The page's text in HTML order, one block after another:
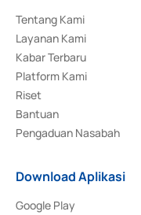
Tentang Kami
Layanan Kami
Kabar Terbaru
Platform Kami
Riset
Bantuan
Pengaduan Nasabah
Download Aplikasi
Google Play